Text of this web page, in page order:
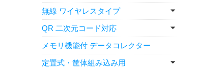
無線 ワイヤレスタイプ
QR 二次元コード対応
メモリ機能付 データコレクター
定置式・筐体組み込み用